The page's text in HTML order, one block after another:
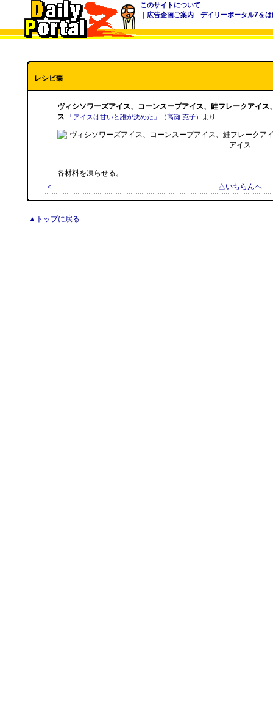
このサイトについて
｜ 広告企画ご案内 ｜ デイリーポータルZを
レシピ集
ヴィシソワーズアイス、コーンスープアイス、鮭フレークアイ
ス
「アイスは甘いと誰が決めた」（高瀬 克子） より
各材料を凍らせる。
＜
△いちらんへ
▲トップに戻る